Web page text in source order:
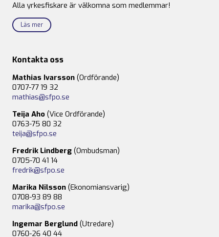
Alla yrkesfiskare är välkomna som medlemmar!
Läs mer
Kontakta oss
Mathias Ivarsson (Ordförande)
0707-77 19 32
mathias@sfpo.se
Teija Aho (Vice Ordförande)
0763-75 80 32
teija@sfpo.se
Fredrik Lindberg (Ombudsman)
0705-70 41 14
fredrik@sfpo.se
Marika Nilsson (Ekonomiansvarig)
0708-93 89 88
marika@sfpo.se
Ingemar Berglund (Utredare)
0760-26 40 44